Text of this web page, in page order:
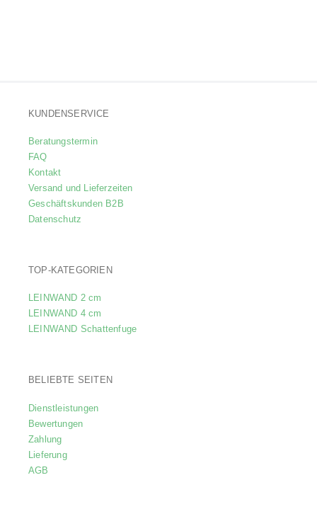
KUNDENSERVICE
Beratungstermin
FAQ
Kontakt
Versand und Lieferzeiten
Geschäftskunden B2B
Datenschutz
TOP-KATEGORIEN
LEINWAND 2 cm
LEINWAND 4 cm
LEINWAND Schattenfuge
BELIEBTE SEITEN
Dienstleistungen
Bewertungen
Zahlung
Lieferung
AGB